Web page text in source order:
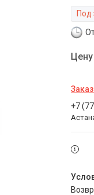
Под
Цену
+7